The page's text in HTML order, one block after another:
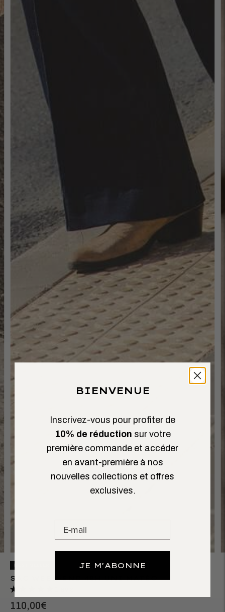
BEST SELLER
SAC WEEK-END 48H UNI MATÉO
110,00€
BIENVENUE
Inscrivez-vous pour profiter de
10% de réduction sur votre
première commande et accéder
en avant-première à nos
nouvelles collections et offres
exclusives.
JE M'ABONNE